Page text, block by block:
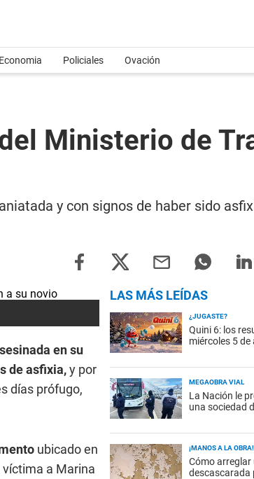
Economia Policiales Ovación
Ministerio de
y con signos de haber sido
en su
de asfixia,y por
días prófugo,
ubicado en
víctima a Marina
LAS MÁS LEÍDAS
¿JUGASTE?
Quini 6: los
miércoles 5
MEGAOBRA VIAL
La Nación le
una sociedad
¡MANOS A LA OBRA!
Cómo arreglar
descascarada